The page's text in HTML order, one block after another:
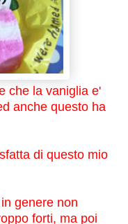
che la vaniglia e'
anche questo ha
di questo mio
genere non
forti, ma poi